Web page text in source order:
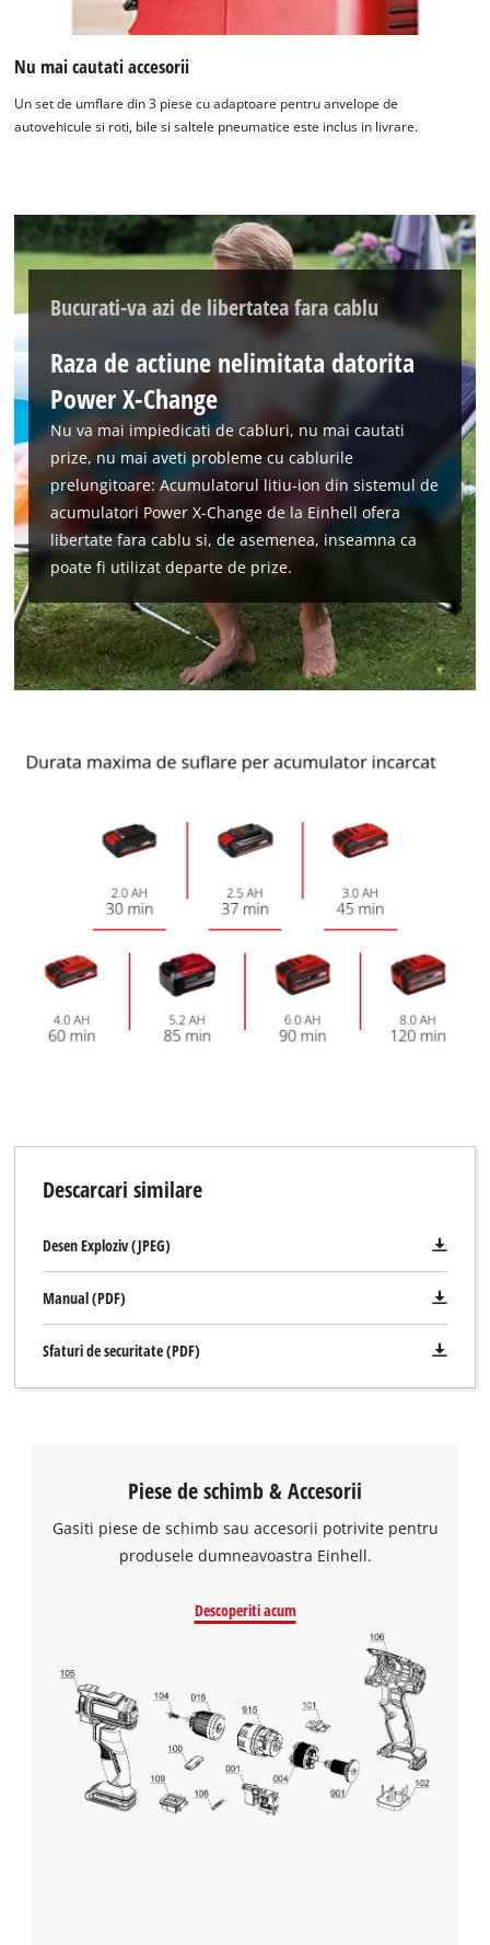
Avem nevoie de acordul dvs. pentru a
to trackers that are not disclosed to the
visitor. The website owner needs to setup
the site with their CMP to add this content
Powered byUsercentrics Consent
Management Platform
Nu mai cautati accesorii
Un set de umflare din 3 piese cu adaptoare pentru anvelope de
autovehicule si roti, bile si saltele pneumatice este inclus in livrare.
Bucurati-va azi de libertatea fara cablu
Raza de actiune nelimitata datorita
Power X-Change
Nu va mai impiedicati de cabluri, nu mai cautati
prize, nu mai aveti probleme cu cablurile
prelungitoare: Acumulatorul litiu-ion din sistemul de
acumulatori Power X-Change de la Einhell ofera
libertate fara cablu si, de asemenea, inseamna ca
poate fi utilizat departe de prize.
Descarcari similare
Desen Exploziv (JPEG)
Manual (PDF)
Sfaturi de securitate (PDF)
Piese de schimb & Accesorii
Gasiti piese de schimb sau accesorii potrivite pentru
produsele dumneavoastra Einhell.
Descoperiti acum